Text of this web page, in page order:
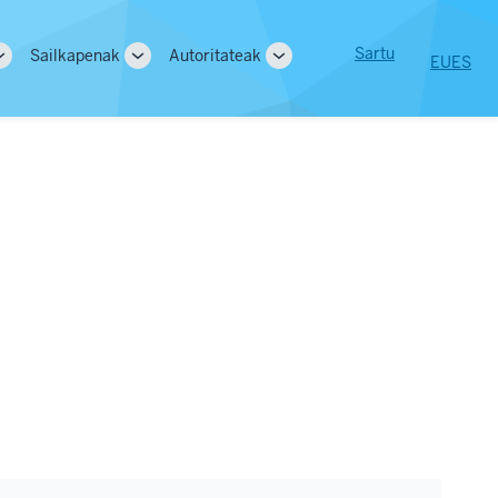
Sailkapenak
ToggleAutoritateak
Toggle
User
menu
Sartu EUES